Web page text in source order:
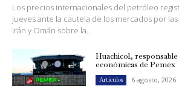
Los precios internacionales del petróleo
jueves ante la cautela de los mercados por
Irán y Omán sobre la...
Huachicol, responsable
económicas de Pemex
Artículos 6 agosto, 2026